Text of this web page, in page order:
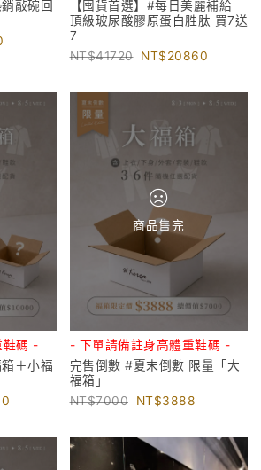
敲碗回
【囤貨首選】#每日美麗補給
頂級玻尿酸膠原蛋白胜肽 買7送
7
41720
20860
鞋碼 -
＋小福
商品售完
- 下單請備註身高體重鞋碼 -
完售倒數 #夏末倒數 限量「大
福箱」
7000
3888